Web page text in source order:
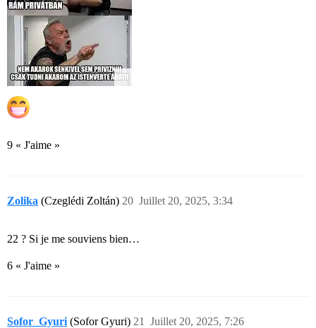
9 « J'aime »
Zolika (Czeglédi Zoltán) Juillet 20, 2025, 3:34
20
22 ? Si je me souviens bien…
6 « J'aime »
Sofor_Gyuri (Sofor Gyuri) Juillet 20, 2025, 7:26
21